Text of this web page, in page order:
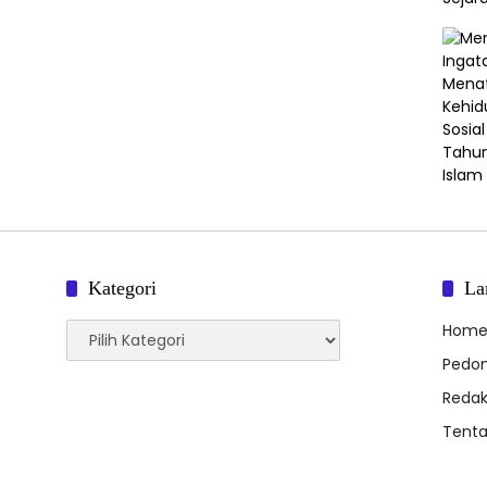
Kategori
Kategori
Home